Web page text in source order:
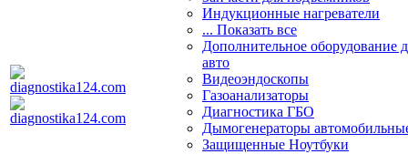
Индукционные нагреватели
... Показать все
Дополнительное оборудование
авто
Видеоэндоскопы
Газоанализаторы
Диагностика ГБО
Дымогенераторы
Защищенные Ноутбуки